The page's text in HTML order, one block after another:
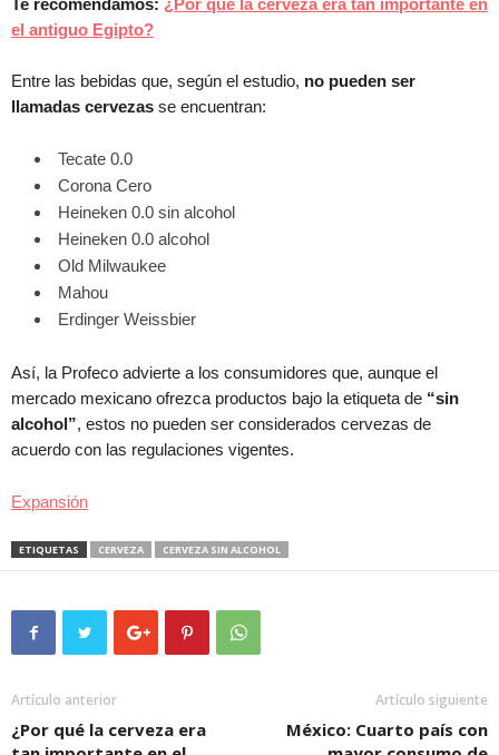
Te recomendamos: ¿Por qué la cerveza era tan importante en
el antiguo Egipto?
Entre las bebidas que, según el estudio, no pueden ser
llamadas cervezas se encuentran:
Tecate 0.0
Corona Cero
Heineken 0.0 sin alcohol
Heineken 0.0 alcohol
Old Milwaukee
Mahou
Erdinger Weissbier
Así, la Profeco advierte a los consumidores que, aunque el
mercado mexicano ofrezca productos bajo la etiqueta de “sin
alcohol”, estos no pueden ser considerados cervezas de
acuerdo con las regulaciones vigentes.
Expansión
ETIQUETAS CERVEZA CERVEZA SIN ALCOHOL
Artículo anterior
¿Por qué la cerveza era
Artículo siguiente
México: Cuarto país con